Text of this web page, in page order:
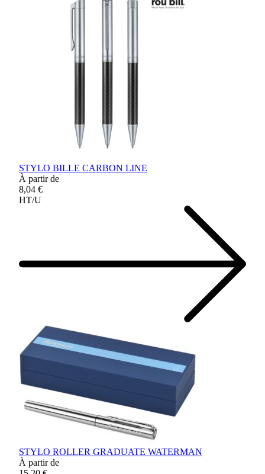
STYLO BILLE CARBON LINE
À partir de
8,04 €
HT/U
STYLO ROLLER GRADUATE WATERMAN
À partir de